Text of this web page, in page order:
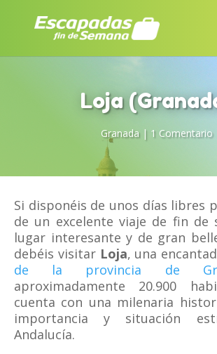
Loja
Granada| 1 Comentario
Si disponéis de unos días libres
de un excelente viaje de fin de
lugar interesante y de gran
debéis visitarLoja, una
de la provincia de
aproximadamente 20.900
cuenta con una milenaria
importancia y situación
Andalucía.